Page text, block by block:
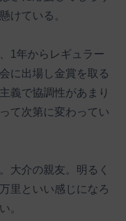
けている。
1年からレギュラー
に出場し金賞を取る
義で協調性があまり
て次第に変わってい
大介の親友。明るく
里といい感じになろ
。